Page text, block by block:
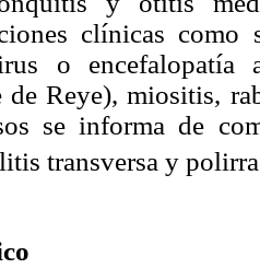
clínicas como
o encefalopatía
de Reye), miositis,
se informa de
transversa y